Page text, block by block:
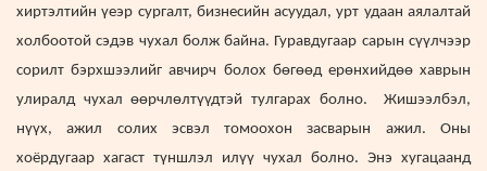
хиртэлтийн үеэр сургалт, бизнесийн асуудал, урт удаан аялалтай
холбоотой сэдэв чухал болж байна. Гуравдугаар сарын сүүлчээр
сорилт бэрхшээлийг авчирч болох бөгөөд ерөнхийдөө хаврын
улиралд чухал өөрчлөлтүүдтэй тулгарах болно. Жишээлбэл,
нүүх, ажил солих эсвэл томоохон засварын ажил. Оны
хоёрдугаар хагаст түншлэл илүү чухал болно. Энэ хугацаанд